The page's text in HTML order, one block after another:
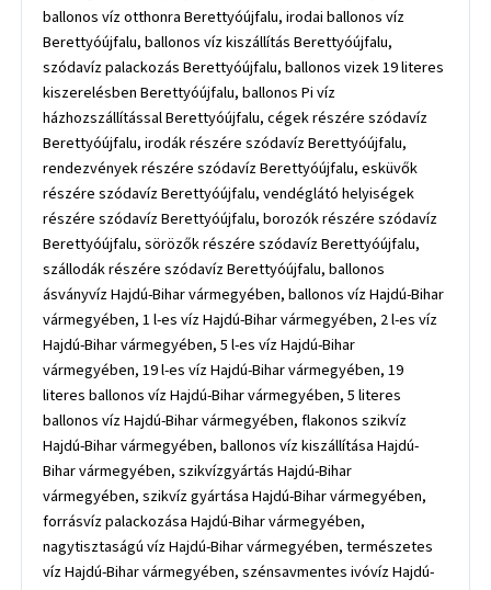
ballonos víz otthonra Berettyóújfalu, irodai ballonos víz
Berettyóújfalu, ballonos víz kiszállítás Berettyóújfalu,
szódavíz palackozás Berettyóújfalu, ballonos vizek 19 literes
kiszerelésben Berettyóújfalu, ballonos Pi víz
házhozszállítással Berettyóújfalu, cégek részére szódavíz
Berettyóújfalu, irodák részére szódavíz Berettyóújfalu,
rendezvények részére szódavíz Berettyóújfalu, esküvők
részére szódavíz Berettyóújfalu, vendéglátó helyiségek
részére szódavíz Berettyóújfalu, borozók részére szódavíz
Berettyóújfalu, sörözők részére szódavíz Berettyóújfalu,
szállodák részére szódavíz Berettyóújfalu, ballonos
ásványvíz Hajdú-Bihar vármegyében, ballonos víz Hajdú-Bihar
vármegyében, 1 l-es víz Hajdú-Bihar vármegyében, 2 l-es víz
Hajdú-Bihar vármegyében, 5 l-es víz Hajdú-Bihar
vármegyében, 19 l-es víz Hajdú-Bihar vármegyében, 19
literes ballonos víz Hajdú-Bihar vármegyében, 5 literes
ballonos víz Hajdú-Bihar vármegyében, flakonos szikvíz
Hajdú-Bihar vármegyében, ballonos víz kiszállítása Hajdú-
Bihar vármegyében, szikvízgyártás Hajdú-Bihar
vármegyében, szikvíz gyártása Hajdú-Bihar vármegyében,
forrásvíz palackozása Hajdú-Bihar vármegyében,
nagytisztaságú víz Hajdú-Bihar vármegyében, természetes
víz Hajdú-Bihar vármegyében, szénsavmentes ivóvíz Hajdú-